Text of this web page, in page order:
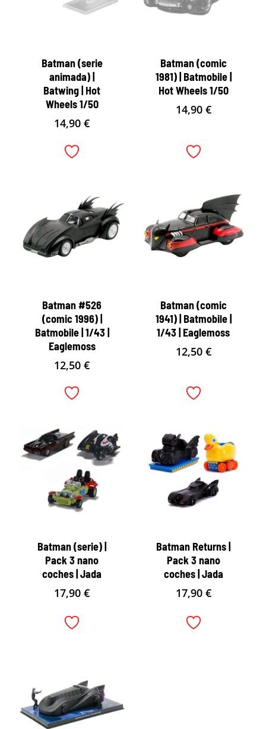
Batman (serie
animada) |
Batwing | Hot
Wheels 1/50
14,90€
Batman (comic
1981) | Batmobile |
Hot Wheels 1/50
14,90 €
Batman #526
(comic 1996) |
Batmobile | 1/43 |
Eaglemoss
12,50€
Batman (comic
1941) | Batmobile |
1/43 | Eaglemoss
12,50 €
Batman (serie) |
Pack 3 nano
coches | Jada
17,90€
Batman Returns |
Pack 3 nano
coches | Jada
17,90 €